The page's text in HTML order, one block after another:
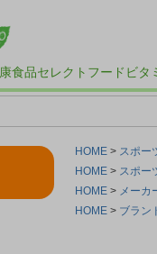
食品セレクトフード ビタ
HOME
スポー
HOME
スポー
HOME
メーカ
HOME
ブラン